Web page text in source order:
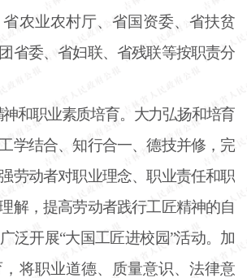
农业农村厅、省国资委、省扶贫
省委、省妇联、省残联等按职责分
神和职业素质培育。大力弘扬和培育
学结合、知行合一、德技并修，完
劳动者对职业理念、职业责任和职
解，提高劳动者践行工匠精神的自
泛开展“大国工匠进校园”活动。加
将职业道德、质量意识、法律意